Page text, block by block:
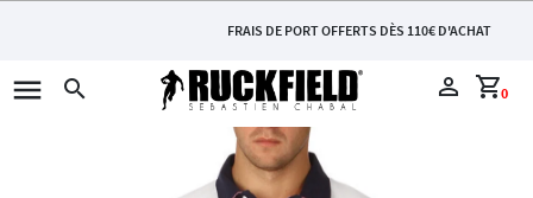
FRAIS DE PORT OFFERTS DÈS 110€ D'ACHAT
menu search perm_identity 0
shopping_cart